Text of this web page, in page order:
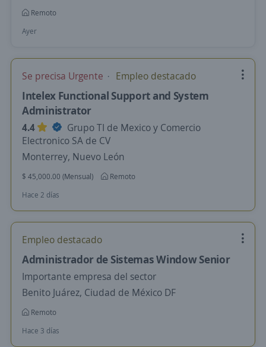
Remoto
Ayer
Se precisa Urgente Empleo destacado
Intelex Functional Support and System
Administrator
4.4
Grupo TI de Mexico y Comercio
Electronico SA de CV
Monterrey, Nuevo León
$ 45,000.00 (Mensual)
Remoto
Hace 2 días
Empleo destacado
Administrador de Sistemas Window Senior
Importante empresa del sector
Benito Juárez, Ciudad de México DF
Remoto
Hace 3 días